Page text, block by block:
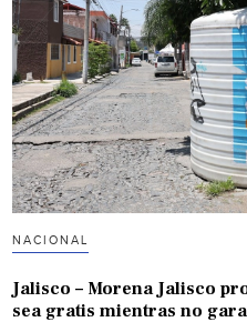
NACIONAL
Jalisco – Morena Jalisco
sea gratis mientras no